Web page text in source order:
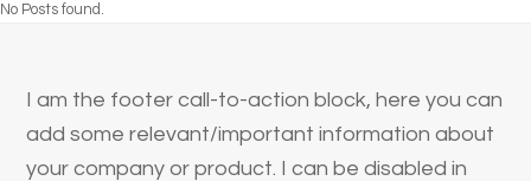
No Posts found.
I am the footer call-to-action block, here you can
add some relevant/important information about
your company or product. I can be disabled in